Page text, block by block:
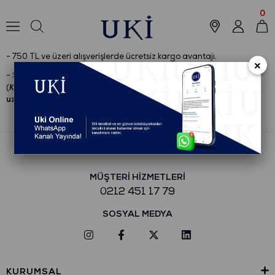
0
- DHL Kargo standart kargo hizmeti - 72 TL
- 750 TL ve üzeri alışverişlerde ücretsiz kargo avantajı.
- Siparişleriniz 2 iş günü içerisinde kargoya verilmektedir.
(Kampanya dönemleri yaşanan yoğunluktan dolayı bu süre
uzayabilmektedir.
MÜŞTERİ HİZMETLERİ
0212 451 17 79
SOSYAL MEDYA
KURUMSAL
×